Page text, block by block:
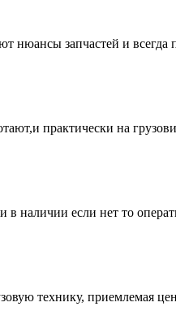
запчастей и
практически на
наличии если нет то
технику, приемлемая